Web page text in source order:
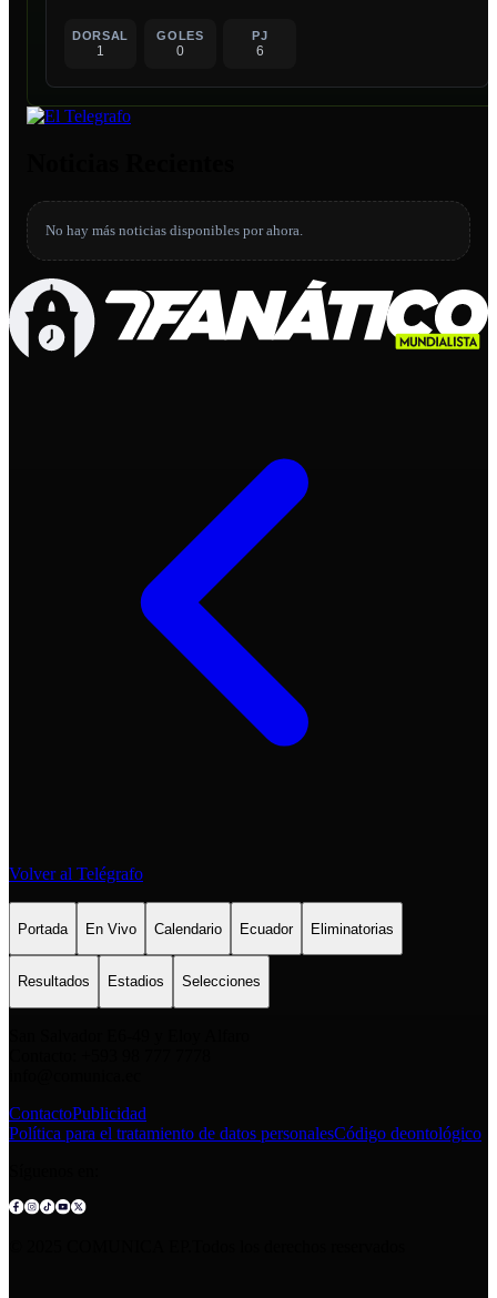
DORSAL
1
GOLES
0
PJ
6
No hay más noticias disponibles por ahora.
Volver al Telégrafo
Portada En Vivo Calendario Ecuador Eliminatorias
Resultados Estadios Selecciones
ContactoPublicidad
Política para el tratamiento de datos personalesCódigo deontológico